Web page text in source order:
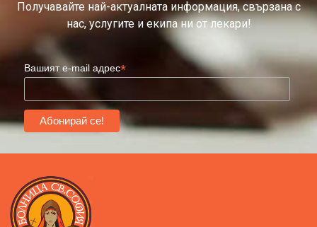
Получавайте най-актуалната информация, свързана с
нас, услугите и екипа ни от лекари!
Вашият e-mail адрес*